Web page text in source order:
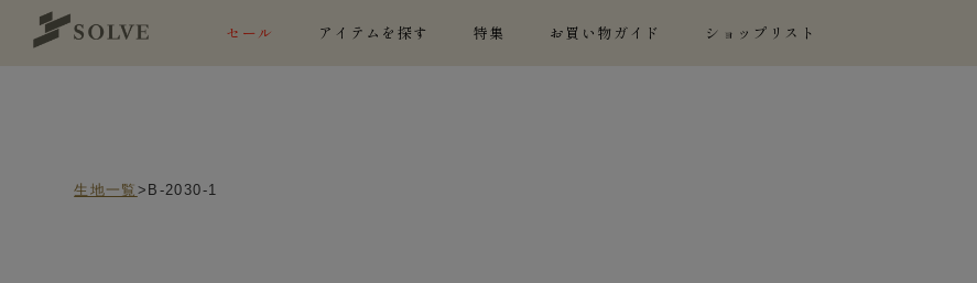
セール アイテムを探す 特集 お買い物ガイド ショップリスト
生地一覧 >B-2030-1